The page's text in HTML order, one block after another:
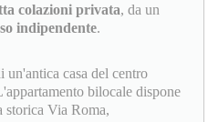
colazioni privata, da un
indipendente.
casa del centro
bilocale dispone
storica Via Roma,